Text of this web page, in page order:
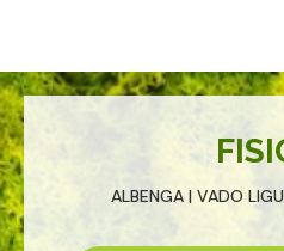
ALBENGA | VADO